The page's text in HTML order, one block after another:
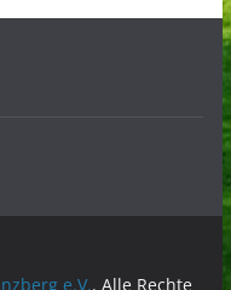
e.V.. Alle Rechte